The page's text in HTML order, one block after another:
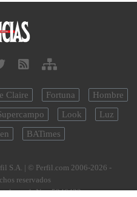
Claire Fortuna
Hombre
Look
Luz
BATimes
S.A. | © Perfil.com 2006-2026 -
reservados
Nro. 5346433